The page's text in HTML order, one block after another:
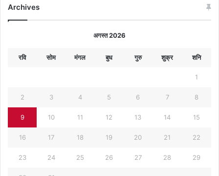
Archives
अगस्त 2026
रवि सोम मंगल बुध गुरु शुक्र शनि
1
2 3 4 5 6 7 8
9 10 11 12 13 14 15
16 17 18 19 20 21 22
23 24 25 26 27 28 29